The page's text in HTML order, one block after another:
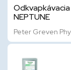
NEPTUNE
Peter Greven